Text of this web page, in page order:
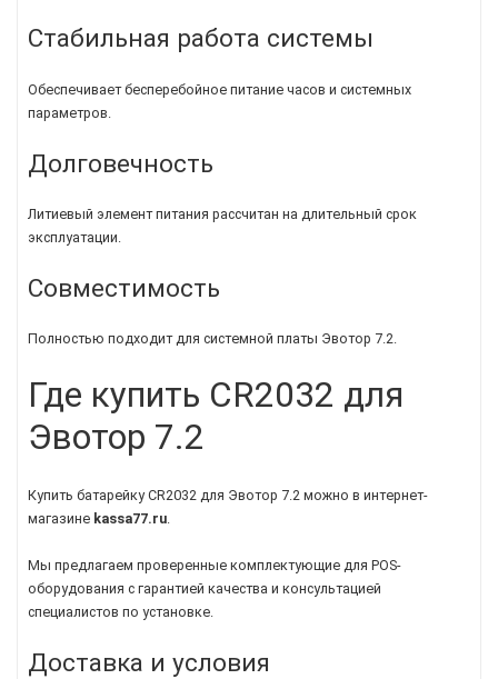
Стабильная работа системы
Обеспечивает бесперебойное питание часов и системных
параметров.
Долговечность
Литиевый элемент питания рассчитан на длительный срок
эксплуатации.
Совместимость
Полностью подходит для системной платы Эвотор 7.2.
Где купить CR2032 для
Эвотор 7.2
Купить батарейку CR2032 для Эвотор 7.2 можно в интернет-
магазине kassa77.ru
Мы предлагаем проверенные комплектующие для POS-
оборудования с гарантией качества и консультацией
специалистов по установке.
Доставка и условия